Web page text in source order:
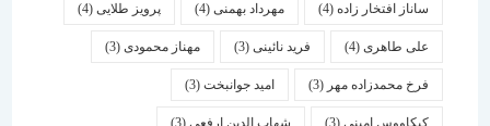
ساناز افتخار زاده(4) مهرداد بهمنی (4) پرویز طلایی(4)
علی طاهری(4) فرید نائینی(3) مهناز محمودی(3)
فرخ محمدزاده مهر(3) امید جوانبخت(3)
کیکاووس امینی(3) شهاب الدین ارفعی(3)